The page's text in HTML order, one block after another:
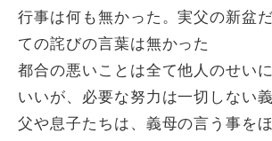
行事は何も無かった。実父の新盆
ての詫びの言葉は無かった
都合の悪いことは全て他人のせい
いいが、必要な努力は一切しない
父や息子たちは、義母の言う事を